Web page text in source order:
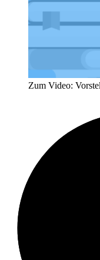
Zum Video: